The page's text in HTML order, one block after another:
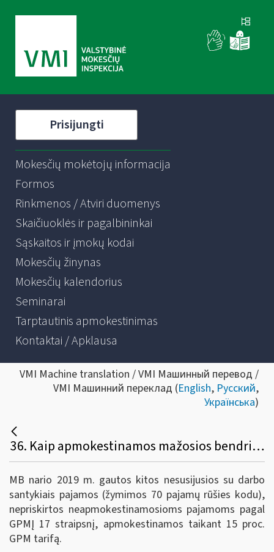
Prisijungti
Mokesčių mokėtojų informacija
Formos
Rinkmenos / Atviri duomenys
Skaičiuoklės ir pagalbininkai
Sąskaitos ir įmokų kodai
Mokesčių žinynas
Mokesčių kalendorius
Seminarai
Tarptautinis apmokestinimas
Kontaktai / Apklausa
VMI Machine translation / VMI Машинный перевод /
VMI Машинний переклад (English, Русский,
Українська)
36. Kaip apmokestinamos mažosios bendrijos (MB) nario pajamos, deklaruojamos kaip nesusijusios su darbo santykiais?
MB nario 2019 m. gautos kitos nesusijusios su darbo
santykiais pajamos (žymimos 70 pajamų rūšies kodu),
nepriskirtos neapmokestinamosioms pajamoms pagal
GPMĮ 17 straipsnį, apmokestinamos taikant 15 proc.
GPM tarifą.